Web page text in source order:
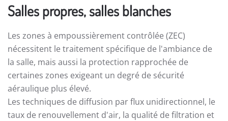
Salles propres, salles blanches
Les zones à empoussièrement contrôlée (ZEC)
nécessitent le traitement spécifique de l'ambiance de
la salle, mais aussi la protection rapprochée de
certaines zones exigeant un degré de sécurité
aéraulique plus élevé.
Les techniques de diffusion par flux unidirectionnel, le
taux de renouvellement d'air, la qualité de filtration et